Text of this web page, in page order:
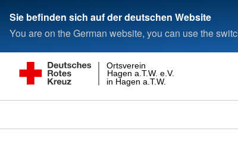
Sie befinden sich auf der deutschen Website
You are on the German website, you can use the
in Hagen a.T.W.
Hagen a.T.W. e.V.
Ortsverein